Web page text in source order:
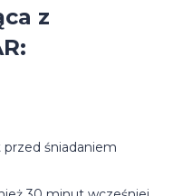
z
śniadaniem